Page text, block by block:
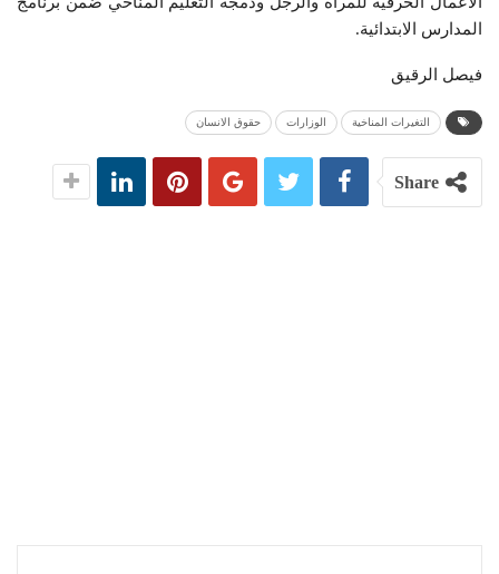
المدارس الابتدائية.
فيصل الرقيق
التغيرات المناخية الوزارات حقوق الانسان
Share